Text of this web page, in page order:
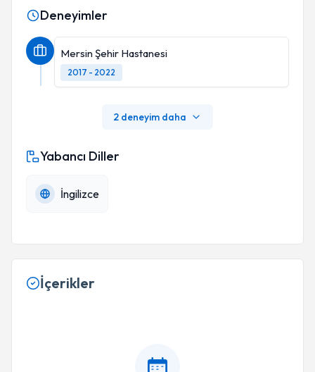
Deneyimler
Mersin Şehir Hastanesi
2017 - 2022
2 deneyim daha
Yabancı Diller
İngilizce
İçerikler